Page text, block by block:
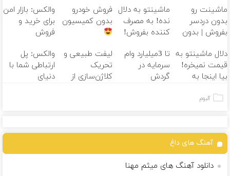
ماشینت رو
بدون دردسر
بفروش | بدون
ماشینتو به دلال
نده! به مصرف
کننده بفروش!
یک تماس
فروش خودرو
بدون کمیسیون
والکس: بازار امن
برای خرید و
فروش
دیجیتال
دلال ماشینتو به
قیمت نمیخره!
بیا اینجا به
بفروش*فقط
تا 3میلیارد وام
سرمایه در
گردش
لیفت طبیعی و
تحریک
کلاژن‌سازی از
والکس: پل
ارتباطی شما با
دنیای
آلبوم
آهنگ های داغ
دانلود آهنگ های میثم مهنا